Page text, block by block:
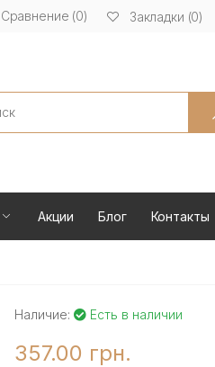
Сравнение (0) Закладки (0)
Акции Блог Контакты
Наличие: Есть в наличии
357.00 грн.